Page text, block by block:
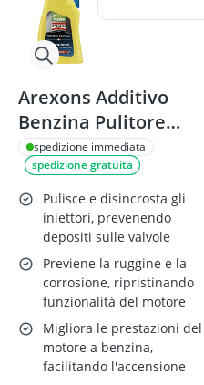
Arexons Additivo
Benzina Pulitore
Iniettori, 250 ml
spedizione immediata
spedizione gratuita
Pulisce e disincrosta gli
iniettori, prevenendo
depositi sulle valvole
Previene la ruggine e la
corrosione, ripristinando
funzionalità del motore
Migliora le prestazioni del
motore a benzina,
facilitando l'accensione